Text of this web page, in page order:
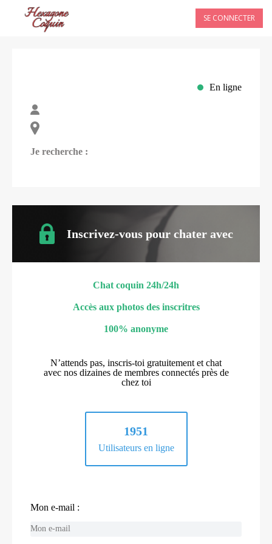
SE CONNECTER
En ligne
Je recherche :
Inscrivez-vous pour chater avec
Chat coquin 24h/24h
Accès aux photos des inscritres
100% anonyme
N’attends pas, inscris-toi gratuitement et chat
avec nos dizaines de membres connectés près de
chez toi
1951
Utilisateurs en ligne
Mon e-mail :